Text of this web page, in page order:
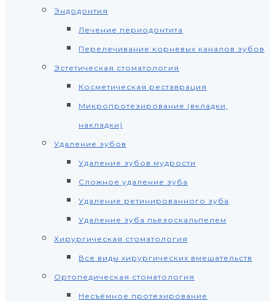
Эндодонтия
Лечение периодонтита
Перелечивание корневых каналов зубов
Эстетическая стоматология
Косметическая реставрация
Микропротезирование (вкладки,
накладки)
Удаление зубов
Удаление зубов мудрости
Сложное удаление зуба
Удаление ретинированного зуба
Удаление зуба пьезоскальпелем
Хирургическая стоматология
Все виды хирургических вмешательств
Ортопедическая стоматология
Несъёмное протезирование